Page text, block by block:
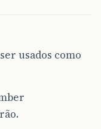
usados como